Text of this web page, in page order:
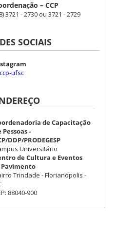
– CCP
3721 - 2730 ou 3721 - 2729
SOCIAIS
ufsc
de Capacitação
Pessoas -
DDP/PRODEGESP
Universitário
de Cultura e Eventos
Pavimento
Trindade - Florianópolis -
88040-900